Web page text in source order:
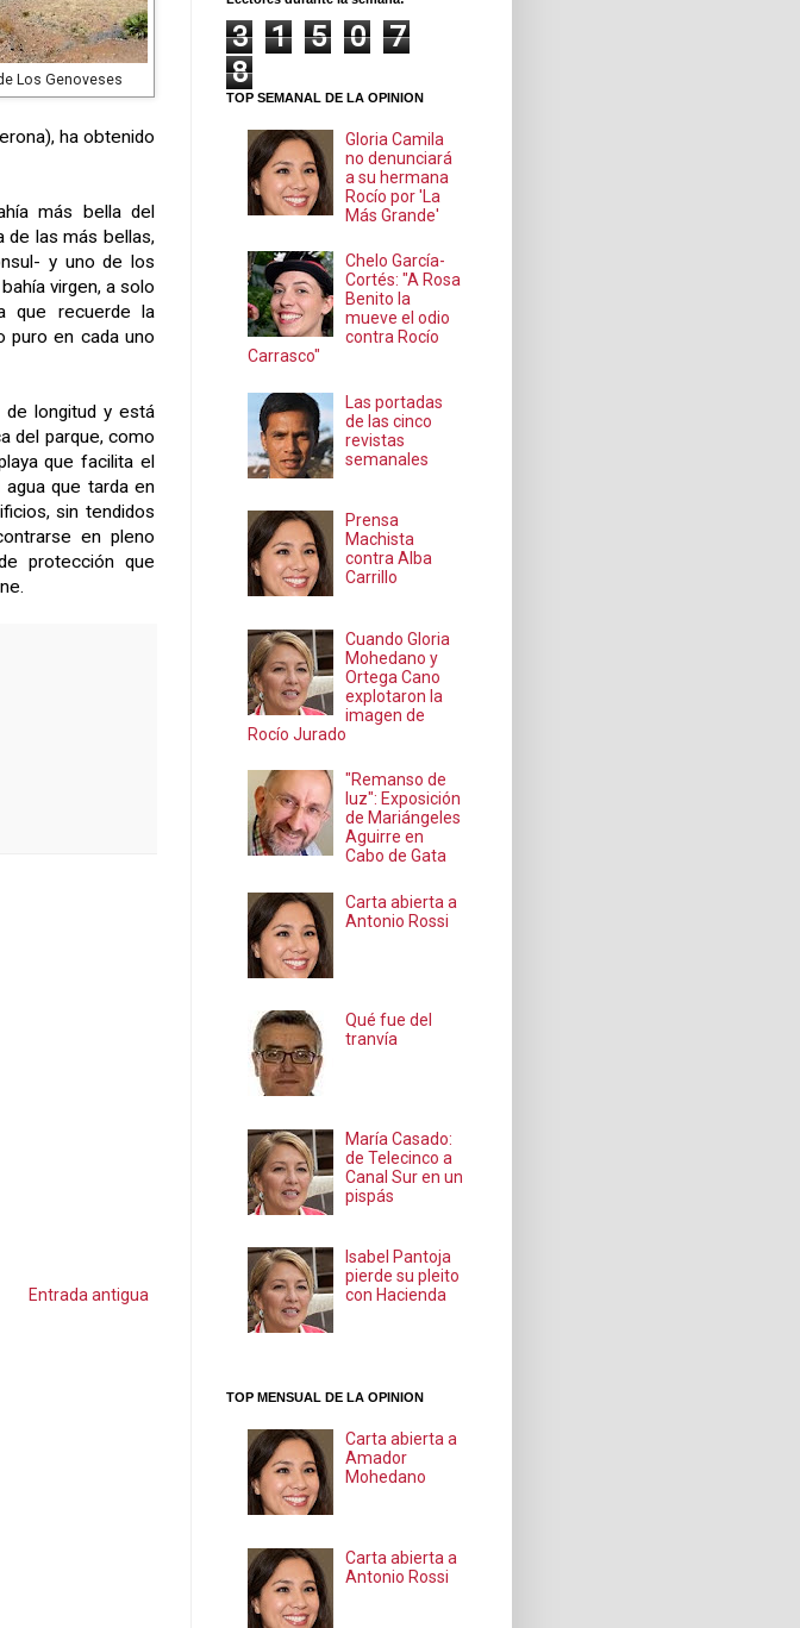
Los Genoveses
ha obtenido
más bella del
de las más bellas,
y uno de los
virgen, a solo
que recuerde la
puro en cada uno
de longitud y está
del parque, como
que facilita el
que tarda en
sin tendidos
en pleno
protección que
Entrada antigua
3 1 5 0
7
8
TOP SEMANAL DE LA OPINION
Gloria Camila
no denunciará
a su hermana
Rocío por 'La
Más Grande'
Chelo García-
Cortés: "A Rosa
Benito la
mueve el odio
contra Rocío
Carrasco"
Las portadas
de las cinco
revistas
semanales
Prensa
Machista
contra Alba
Carrillo
Cuando Gloria
Mohedano y
Ortega Cano
explotaron la
imagen de
Rocío Jurado
"Remanso de
luz": Exposición
de Mariángeles
Aguirre en
Cabo de Gata
Carta abierta a
Antonio Rossi
Qué fue del
tranvía
María Casado:
de Telecinco a
Canal Sur en un
pispás
Isabel Pantoja
pierde su pleito
con Hacienda
TOP MENSUAL DE LA OPINION
Carta abierta a
Amador
Mohedano
Carta abierta a
Antonio Rossi